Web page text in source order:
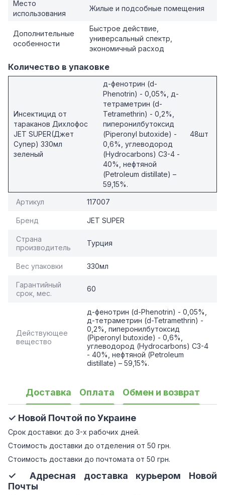
Место
использования
Жилые и подсобные помещения
Дополнительные
особенности
Быстрое действие,
универсальный спектр,
экономичный расход
Количество в упаковке
Инсектицид от
тараканов Дихлофос
JET SUPER(Джет
Супер) 330мл
зеленый
д-фенотрин (d-
Phenotrin) - 0,05%, д-
тетраметрин (d-
Tetramethrin) - 0,2%,
пиперонилбутоксид
(Piperonyl butoxide) -
0,6%, углеводород
(Hydrocarbons) C3-4 -
40%, нефтяной
(Petroleum distillate) –
59,15%.
48шт
Артикул 117007
Бренд JET SUPER
Страна
производитель
Турция
Вес упаковки 330мл
Гарантийный
срок, мес.
60
Действующее
вещество
д-фенотрин (d-Phenotrin) - 0,05%,
д-тетраметрин (d-Tetramethrin) -
0,2%, пиперонилбутоксид
(Piperonyl butoxide) - 0,6%,
углеводород (Hydrocarbons) C3-4
- 40%, нефтяной (Petroleum
distillate) – 59,15%.
Доставка Оплата Обмен и возврат
✓ Новой Почтой по Украине
Срок доставки: до 3-х рабочих дней.
Стоимость доставки до отделения от 50 грн.
Стоимость доставки до почтомата от 50 грн.
✓ Адресная доставка курьером Новой
Почты